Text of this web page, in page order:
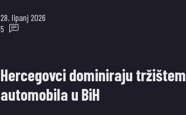
28. lipanj 2026
5
Hercegovci dominiraju tržištem
automobila u BiH